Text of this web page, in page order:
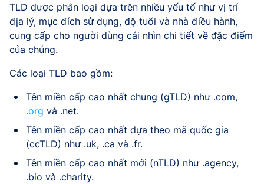
TLD được phân loại dựa trên nhiều yếu tố như vị trí
địa lý, mục đích sử dụng, độ tuổi và nhà điều hành,
cung cấp cho người dùng cái nhìn chi tiết về đặc điểm
của chúng.
Các loại TLD bao gồm:
Tên miền cấp cao nhất chung (gTLD) như .com,
.org và .net.
Tên miền cấp cao nhất dựa theo mã quốc gia
(ccTLD) như .uk, .ca và .fr.
Tên miền cấp cao nhất mới (nTLD) như .agency,
.bio và .charity.